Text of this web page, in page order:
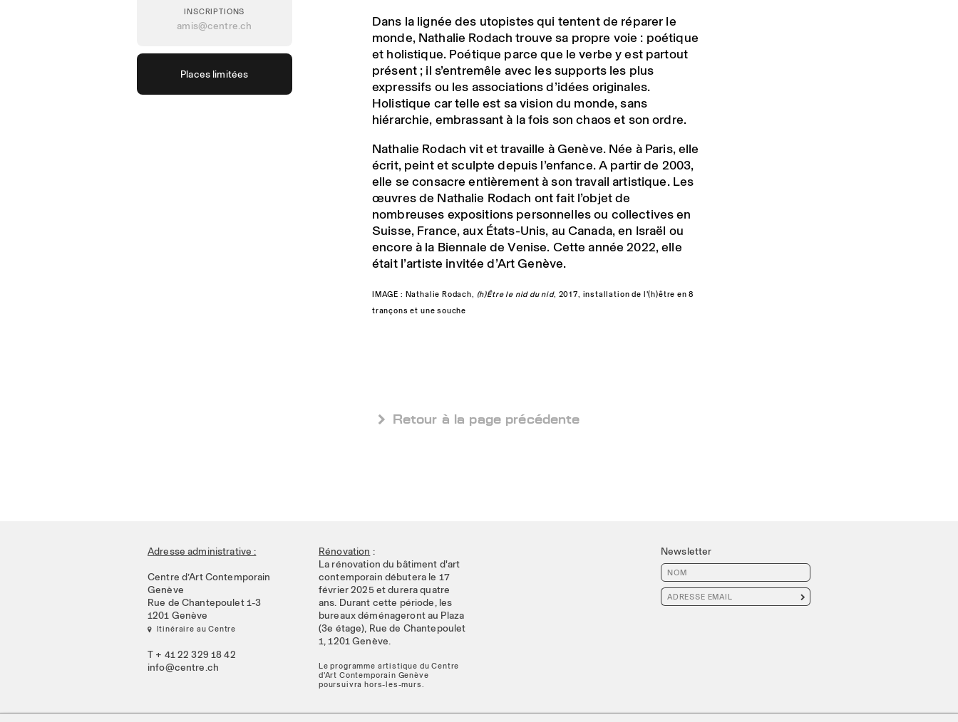
INSCRIPTIONS
amis@centre.ch
Places limitées
Dans la lignée des utopistes qui tentent de réparer le
monde, Nathalie Rodach trouve sa propre voie : poétique
et holistique. Poétique parce que le verbe y est partout
présent ; il s’entremêle avec les supports les plus
expressifs ou les associations d’idées originales.
Holistique car telle est sa vision du monde, sans
hiérarchie, embrassant à la fois son chaos et son ordre.
Nathalie Rodach vit et travaille à Genève. Née à Paris, elle
écrit, peint et sculpte depuis l’enfance. A partir de 2003,
elle se consacre entièrement à son travail artistique. Les
œuvres de Nathalie Rodach ont fait l’objet de
nombreuses expositions personnelles ou collectives en
Suisse, France, aux États-Unis, au Canada, en Israël ou
encore à la Biennale de Venise. Cette année 2022, elle
était l’artiste invitée d’Art Genève.
IMAGE : Nathalie Rodach, (h)Être le nid du nid, 2017, installation de l'(h)être en 8
trançons et une souche
 Retour à la page précédente
Adresse administrative :
Centre d’Art Contemporain
Genève
Rue de Chantepoulet 1-3
1201 Genève
 Itinéraire au Centre
T + 41 22 329 18 42
info@centre.ch
Rénovation :
La rénovation du bâtiment d'art
contemporain débutera le 17
février 2025 et durera quatre
ans. Durant cette période, les
bureaux déménageront au Plaza
(3e étage), Rue de Chantepoulet
1, 1201 Genève.
Le programme artistique du Centre
d'Art Contemporain Genève
poursuivra hors-les-murs.
Newsletter
